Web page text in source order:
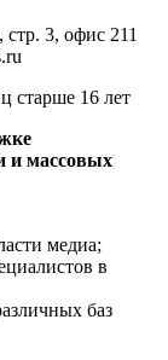
3, офис 211
старше 16 лет
и массовых
медиа;
в
баз